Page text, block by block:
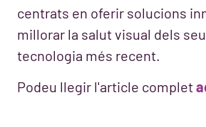
centrats en oferir solucions
millorar la salut visual dels
tecnologia més recent.
Podeu llegir l'article complet